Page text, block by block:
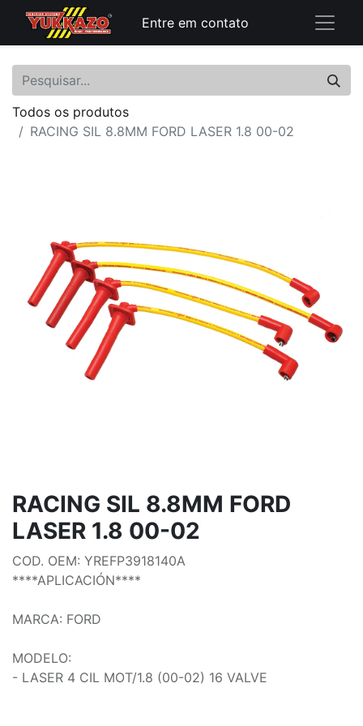
Entre em contato
Todos os produtos
RACING SIL 8.8MM FORD LASER 1.8 00-02
RACING SIL 8.8MM FORD
LASER 1.8 00-02
COD. OEM: YREFP3918140A
****APLICACIÓN****
MARCA: FORD
MODELO:
- LASER 4 CIL MOT/1.8 (00-02) 16 VALVE